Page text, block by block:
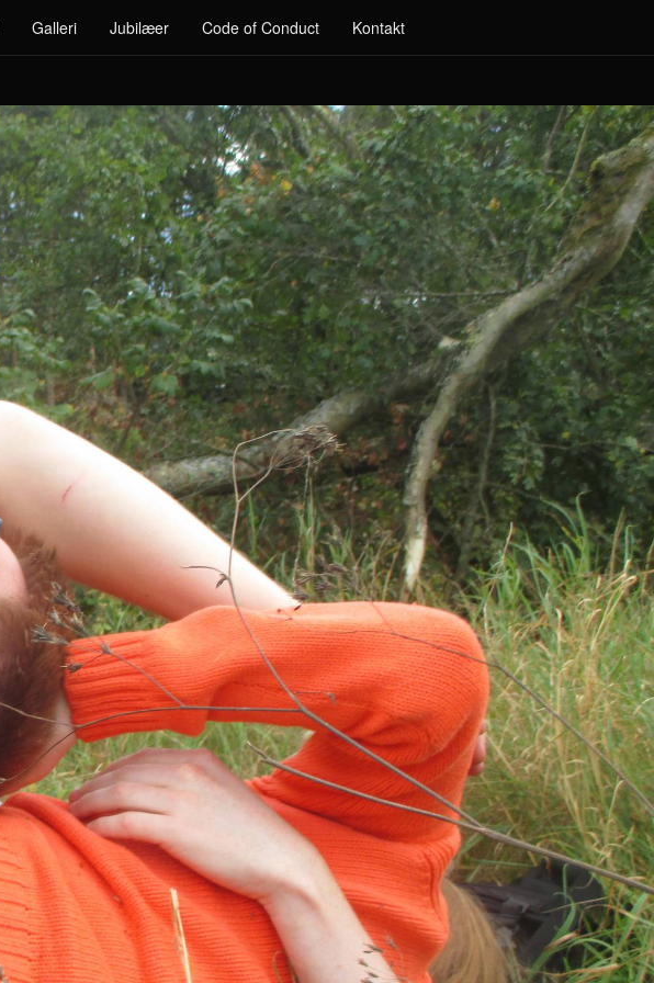
Galleri Jubilæer Code of Conduct Kontakt